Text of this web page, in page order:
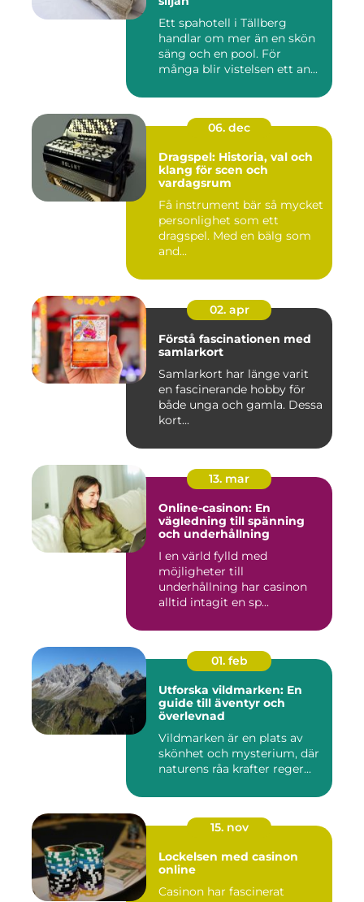
Ett spahotell i Tällberg
handlar om mer än en skön
säng och en pool. För
många blir vistelsen ett an...
06. dec
Dragspel: Historia, val och
klang för scen och
vardagsrum
Få instrument bär så mycket
personlighet som ett
dragspel. Med en bälg som
and...
02. apr
Förstå fascinationen med
samlarkort
Samlarkort har länge varit
en fascinerande hobby för
både unga och gamla. Dessa
kort...
13. mar
Online-casinon: En
vägledning till spänning
och underhållning
I en värld fylld med
möjligheter till
underhållning har casinon
alltid intagit en sp...
01. feb
Utforska vildmarken: En
guide till äventyr och
överlevnad
Vildmarken är en plats av
skönhet och mysterium, där
naturens råa krafter reger...
15. nov
Lockelsen med casinon
online
Casinon har fascinerat